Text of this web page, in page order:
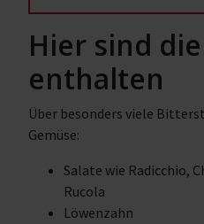
Hier sind
enthalten
Über besonders viele
Gemüse:
Salate wie Radicchio,
Rucola
Löwenzahn